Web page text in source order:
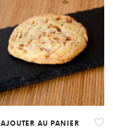
AJOUTER AU PANIER